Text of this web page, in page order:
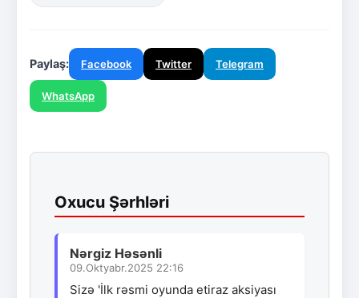
Paylaş: Facebook Twitter Telegram
WhatsApp
Oxucu Şərhləri
Nərgiz Həsənli
09.Oktyabr.2025 22:16
Sizə 'İlk rəsmi oyunda etiraz aksiyası